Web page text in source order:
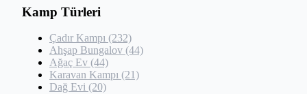
Kamp Türleri
Çadır Kampı (232)
Ahşap Bungalov (44)
Ağaç Ev (44)
Karavan Kampı (21)
Dağ Evi (20)